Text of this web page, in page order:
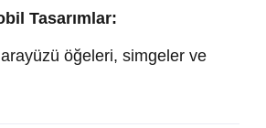
Tasarımlar:
arayüzü öğeleri, simgeler ve